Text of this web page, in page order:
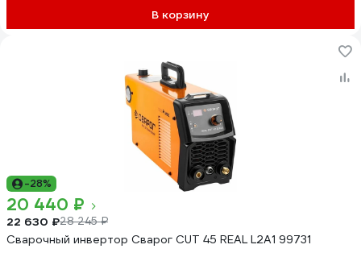
В корзину
-28%
20 440 ₽
22 630 ₽28 245 ₽
Сварочный инвертор Сварог CUT 45 REAL L2А1 99731